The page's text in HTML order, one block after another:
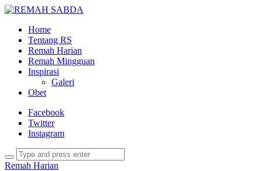
Home
Tentang RS
Remah Harian
Remah Mingguan
Inspirasi
Galeri
Obet
Facebook
Twitter
Instagram
Remah Harian